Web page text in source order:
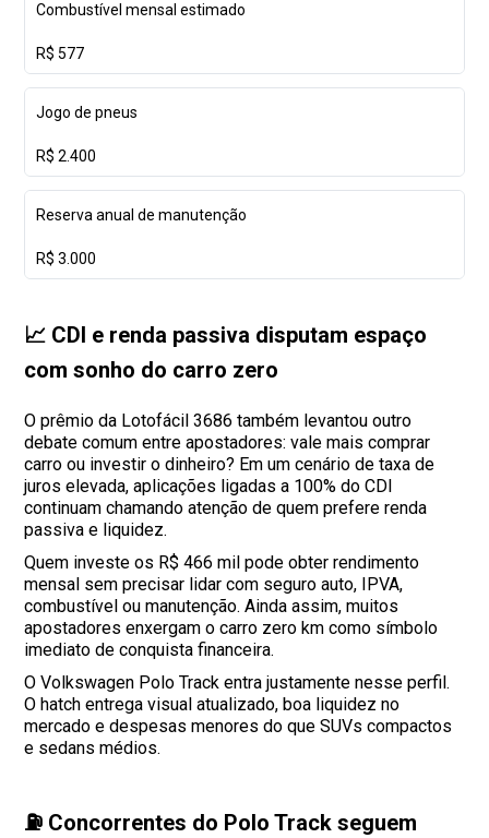
Combustível mensal estimado
R$ 577
Jogo de pneus
R$ 2.400
Reserva anual de manutenção
R$ 3.000
📈 CDI e renda passiva disputam espaço
com sonho do carro zero
O prêmio da Lotofácil 3686 também levantou outro
debate comum entre apostadores: vale mais comprar
carro ou investir o dinheiro? Em um cenário de taxa de
juros elevada, aplicações ligadas a 100% do CDI
continuam chamando atenção de quem prefere renda
passiva e liquidez.
Quem investe os R$ 466 mil pode obter rendimento
mensal sem precisar lidar com seguro auto, IPVA,
combustível ou manutenção. Ainda assim, muitos
apostadores enxergam o carro zero km como símbolo
imediato de conquista financeira.
O Volkswagen Polo Track entra justamente nesse perfil.
O hatch entrega visual atualizado, boa liquidez no
mercado e despesas menores do que SUVs compactos
e sedans médios.
⛽ Concorrentes do Polo Track seguem